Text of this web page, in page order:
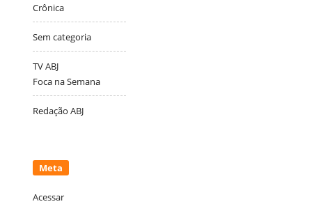
Crônica
Sem categoria
TV ABJ
Foca na Semana
Redação ABJ
Meta
Acessar